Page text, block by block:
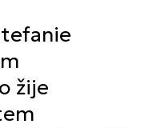
žije